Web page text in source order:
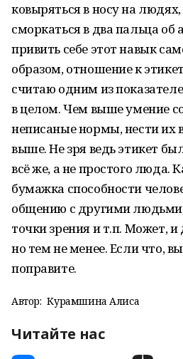
ковыряться в носу на
сморкаться в два пальца
привить себе этот навык
образом, отношение к
считаю одним из
в целом. Чем выше умение
неписаные нормы, нести их
выше. Не зря ведь этикет
всё же, а не простого люда.
бумажка способности
общению с другими
точки зрения и т.п. Может,
но тем не менее. Если что,
поправите.
Автор: Курамшина Алиса
Читайте нас